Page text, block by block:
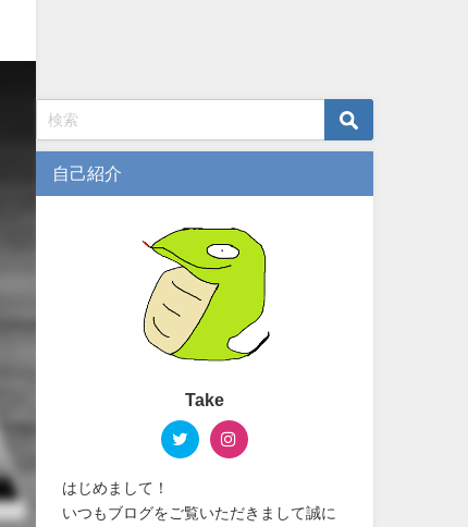
自己紹介
Take
はじめまして！
いつもブログをご覧いただきまして誠に